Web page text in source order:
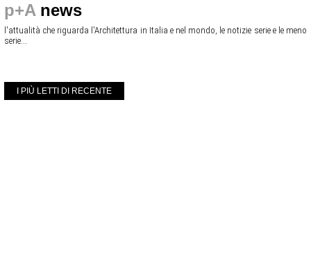
p+A news
l'attualità che riguarda l'Architettura in Italia e nel mondo, le notizie serie e le meno
serie...
I PIÙ LETTI DI RECENTE